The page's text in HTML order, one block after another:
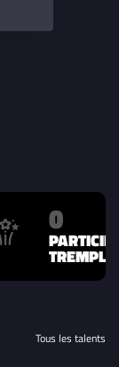
0
Tous les talents